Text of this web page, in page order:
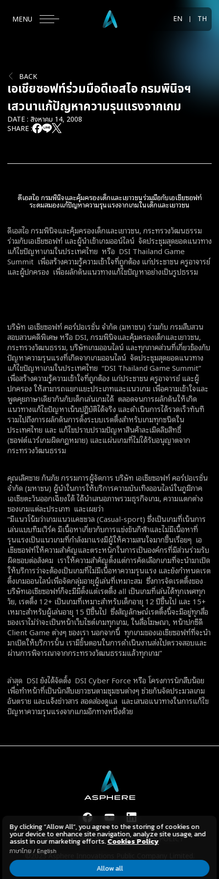
MENU EN TH
BACK
เอเชียซอฟท์ร่วมมือดีเอสไอ กรมพินิจฯ
เสวนาแก้ปัญหาความรุนแรงจากเกม
DATE : สิงหาคม 14, 2008
SHARE :
ดีเอสไอ กรมพินิจและคุ้มครองเด็กและเยาวชนร่วมมือกับเอเชียซอฟท์
ระดมสมองแก้ปัญหาความรุนแรงจากเกมในเด็กและเยาวชน
ดีเอสไอ กรมพินิจและคุ้มครองเด็กและเยาวชน, กระทรวงวัฒนธรรม
ร่วมกับเอเชียซอฟท์ และผู้นำเข้าเกมออน์ไลน์ จัดประชุมสุดยอดแนวทาง
แก้ไขปัญหาเกมในประเทศไทย หรือ DSI Thailand Game
Summit เพื่อสร้างความรู้ความเข้าใจที่ถูกต้อง แก่ประชาชน ครูอาจารย์
และผู้ปกครอง เพื่อผลักดันแนวทางแก้ไขปัญหาอย่างเป็นรูปธรรม
บริษัท เอเชียซอฟท์ คอร์ปอเรชั่น จำกัด (มหาชน) ร่วมกับ กรมสืบสวน
สอบสวนคดีพิเศษ หรือ DSI, กรมพินิจและคุ้มครองเด็กและเยาวชน,
กระทรวงวัฒนธรรม, บริษัทเกมออนไลน์ และทุกภาคส่วนที่เกี่ยวข้องกับ
ปัญหาความรุนแรงที่เกิดจากเกมออนไลน์ จัดประชุมสุดยอดแนวทาง
แก้ไขปัญหาเกมในประเทศไทย “DSI Thailand Game Summit”
เพื่อสร้างความรู้ความเข้าใจที่ถูกต้อง แก่ประชาชน ครูอาจารย์ และผู้
ปกครอง ให้สามารถแยกแยะประเภทและแนวเกม เพื่อความเข้าใจและ
พูดคุยภาษาเดียวกันกับเด็กเล่นเกมได้ ตลอดจนการผลักดันให้เกิด
แนวทางแก้ไขปัญหาเน้นปฎิบัติได้จริง และดำเนินการได้รวดเร็วทันที
รวมไปถึงการผลักดันการตั้งระบบเรตติ้งสำหรับเกมทุกชนิดใน
ประเทศไทย และ แก้ไขปราบปรามปัญหาสินค้าละเมิดลิขสิทธิ์
(ซอฟต์แวร์เกมผิดกฎหมาย) และแผ่นเกมที่ไม่ได้รับอนุญาตจาก
กระทรวงวัฒนธรรม
คุณเลิศชาย กันภัย กรรมการผู้จัดการ บริษัท เอเชียซอฟท์ คอร์ปอเรชั่น
จำกัด (มหาชน) ผู้นำในการให้บริการความบันเทิงออนไลน์ในภูมิภาค
เอเชียตะวันออกเฉียงใต้ ได้นำเสนอภาพรวมธุรกิจเกม, ความแตกต่าง
ของเกมแต่ละประเภท และเผยว่า
“มีแนวโน้มว่าเกมแนวแคชชวล (Casual-sport) ซึ่งเป็นเกมที่เน้นการ
เล่นแบบทีมเวิร์ค มีเนื้อหาเกี่ยวกับการแข่งขันกีฬาและไม่มีเนื้อหาที่
รุนแรงเป็นแนวเกมที่กำลังมาแรงมีผู้ให้ความสนใจมากขึ้นเรื่อยๆ เอ
เชียซอฟท์ให้ความสำคัญและตระหนักในการเป็นองค์กรที่มีส่วนร่วมรับ
ผิดชอบต่อสังคม เราให้ความสำคัญตั้งแต่การคัดเลือกเกมที่จะนำมาเปิด
ให้บริการว่าจะต้องเป็นเกมที่ไม่มีเนื้อหาความรุนแรง และยังกำหนดเรต
ติ้งเกมออนไลน์เพื่อจัดกลุ่มอายุผู้เล่นที่เหมาะสม ซึ่งการจัดเรตติ้งของ
บริษัทเอเชียซอฟท์ก็จะมีมีตั้งแต่เรตติ้ง all เป็นเกมที่เล่นได้ทุกเพศทุก
วัย, เรตติ้ง 12+ เป็นเกมที่เหมาะสำหรับเด็กอายุ 12 ปีขึ้นไป และ 15+
เหมาะสำหรับผู้เล่นอายุ 15 ปีขึ้นไป ซึ่งสัญลักษณ์เรตติ้งนี้จะมีอยู่ทุกสื่อ
ของเราไม่ว่าจะเป็นหน้าเว็บไซต์เกมทุกเกม, ในสื่อโฆษณา, หน้าปกซีดี
Client Game ต่างๆ ของเรา นอกจากนี้ ทุกเกมของเอเชียซอฟท์ที่จะนำ
มาเปิดให้บริการนั้น เรามีขั้นตอนในการดำเนินงานส่งไปตรวจสอบและ
ผ่านการพิจารณาจากกระทรวงวัฒนธรรมแล้วทุกเกม”
ล่าสุด DSI ยังได้จัดตั้ง DSI Cyber Force หรือ โครงการนักสืบน้อย
เพื่อทำหน้าที่เป็นนักสืบเยาวชนตามชุมชนต่างๆ ช่วยกันจัดประมวลเกม
อันตราย และแจ้งข่าวสาร สอดส่องดูแล และเสนอแนวทางในการแก้ไข
ปัญหาความรุนแรงจากแกมอีกทางหนึ่งด้วย
TERMS PRIVACY POLICY
COOKIES POLICY
©2023 Asphere Innovations Public Company Limited.
All Rights Reserved.
By clicking “Allow All”, you agree to the storing of cookies on
your device to enhance site navigation, analyze site usage, and
assist in our marketing efforts.Cookies Policy
ภาษาไทย / English
Allow all